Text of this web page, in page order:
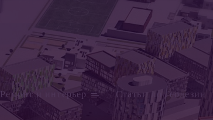
Ремонт и интерьер Статьи по геодезии